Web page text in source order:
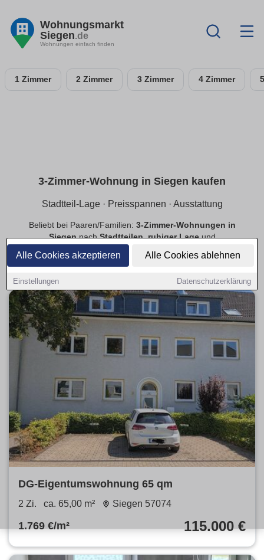
Alle Cookies akzeptieren Alle Cookies ablehnen
Einstellungen Datenschutzerklärung
Wohnungsmarkt
Siegen.de
Wohnungen einfach finden
1 Zimmer 2 Zimmer 3 Zimmer 4 Zimmer
3-Zimmer-Wohnung in Siegen kaufen
Stadtteil-Lage · Preisspannen · Ausstattung
Beliebt bei Paaren/Familien: 3-Zimmer-Wohnungen in
SiegennachStadtteilen,ruhiger Lageund
Balkon
provisionsfrei.
DG-Eigentumswohnung 65 qm
2 Zi. ca. 65,00 m² Siegen 57074
1.769 €/m² 115.000 €